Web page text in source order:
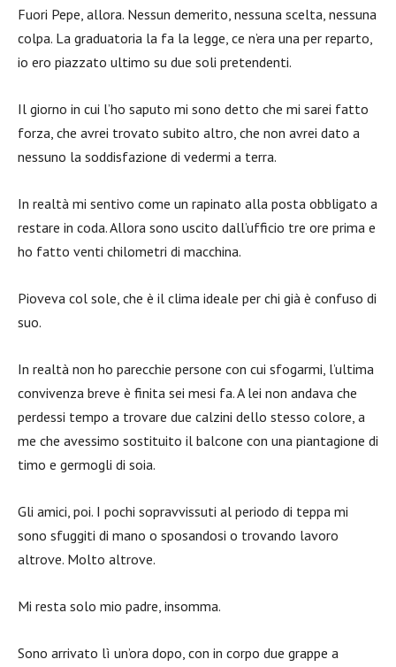
Fuori Pepe, allora. Nessun demerito, nessuna scelta, nessuna
colpa. La graduatoria la fa la legge, ce n’era una per reparto,
io ero piazzato ultimo su due soli pretendenti.
Il giorno in cui l’ho saputo mi sono detto che mi sarei fatto
forza, che avrei trovato subito altro, che non avrei dato a
nessuno la soddisfazione di vedermi a terra.
In realtà mi sentivo come un rapinato alla posta obbligato a
restare in coda. Allora sono uscito dall’ufficio tre ore prima e
ho fatto venti chilometri di macchina.
Pioveva col sole, che è il clima ideale per chi già è confuso di
suo.
In realtà non ho parecchie persone con cui sfogarmi, l’ultima
convivenza breve è finita sei mesi fa. A lei non andava che
perdessi tempo a trovare due calzini dello stesso colore, a
me che avessimo sostituito il balcone con una piantagione di
timo e germogli di soia.
Gli amici, poi. I pochi sopravvissuti al periodo di teppa mi
sono sfuggiti di mano o sposandosi o trovando lavoro
altrove. Molto altrove.
Mi resta solo mio padre, insomma.
Sono arrivato lì un’ora dopo, con in corpo due grappe a